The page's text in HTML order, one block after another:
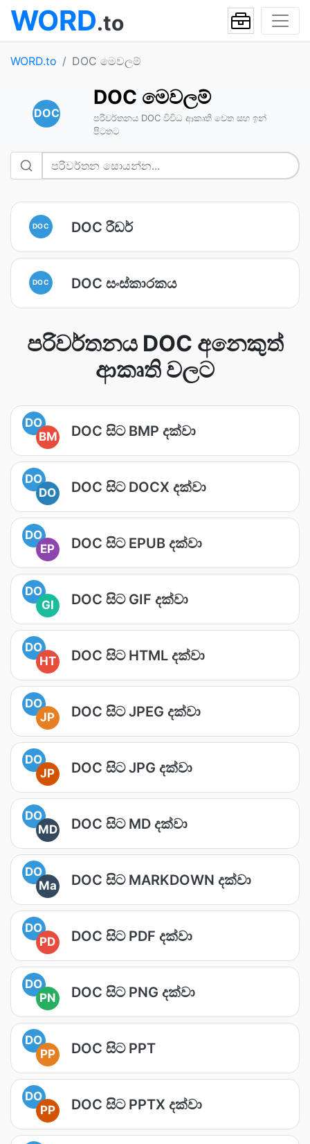
WORD.to
WORD.to DOC මෙවලම්
DOC
DOC මෙවලම්
පරිවර්තනය DOC විවිධ ආකෘති වෙත සහ ඉන්
පිටතට
DOC DOC රීඩර්
DOC DOC සංස්කාරකය
පරිවර්තනය DOC අනෙකුත්
ආකෘති වලට
DO
BM
DOC සිට BMP දක්වා
DO
DO
DOC සිට DOCX දක්වා
DO
EP
DOC සිට EPUB දක්වා
DO
GI
DOC සිට GIF දක්වා
DO
HT
DOC සිට HTML දක්වා
DO
JP
DOC සිට JPEG දක්වා
DO
JP
DOC සිට JPG දක්වා
DO
MD
DOC සිට MD දක්වා
DO
Ma
DOC සිට MARKDOWN දක්වා
DO
PD
DOC සිට PDF දක්වා
DO
PN
DOC සිට PNG දක්වා
DO
PP
DOC සිට PPT
DO
PP
DOC සිට PPTX දක්වා